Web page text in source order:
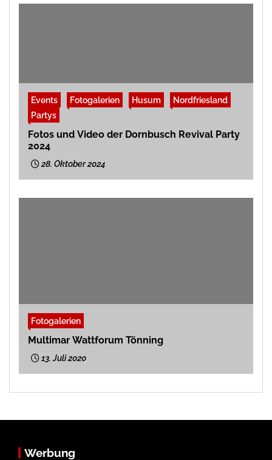
Events Fotogalerien Husum
Nordfriesland
Partys
Fotos und Video der Dornbusch Revival Party
2024
28. Oktober 2024
Fotogalerien
Multimar Wattforum Tönning
13. Juli 2020
Werbung